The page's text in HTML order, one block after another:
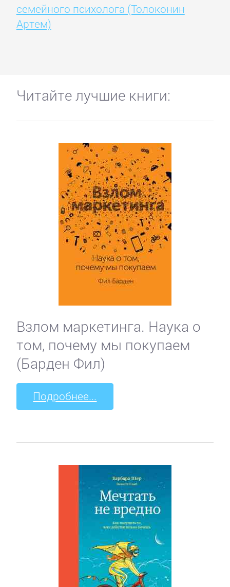
семейного психолога (Толоконин
Артем)
Читайте лучшие книги:
Взлом маркетинга. Наука о
том, почему мы покупаем
(Барден Фил)
Подробнее...